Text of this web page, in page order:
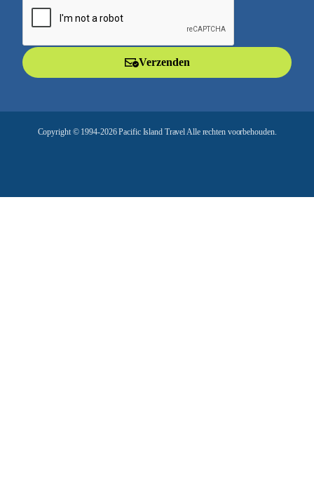
a
Verzenden
Copyright © 1994-2026 Pacific Island Travel Alle rechten voorbehouden.